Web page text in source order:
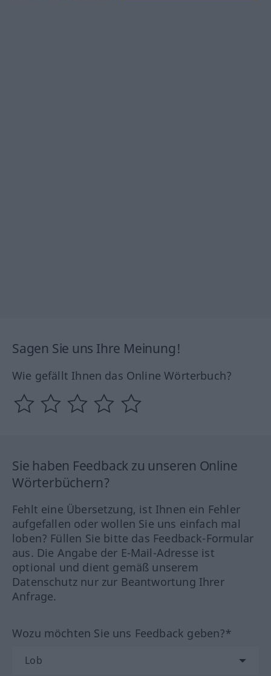
Sagen Sie uns Ihre Meinung!
Wie gefällt Ihnen das Online Wörterbuch?
Sie haben Feedback zu unseren Online
Wörterbüchern?
Fehlt eine Übersetzung, ist Ihnen ein Fehler
aufgefallen oder wollen Sie uns einfach mal
loben? Füllen Sie bitte das Feedback-Formular
aus. Die Angabe der E-Mail-Adresse ist
optional und dient gemäß unserem
Datenschutz nur zur Beantwortung Ihrer
Anfrage.
Wozu möchten Sie uns Feedback geben?*